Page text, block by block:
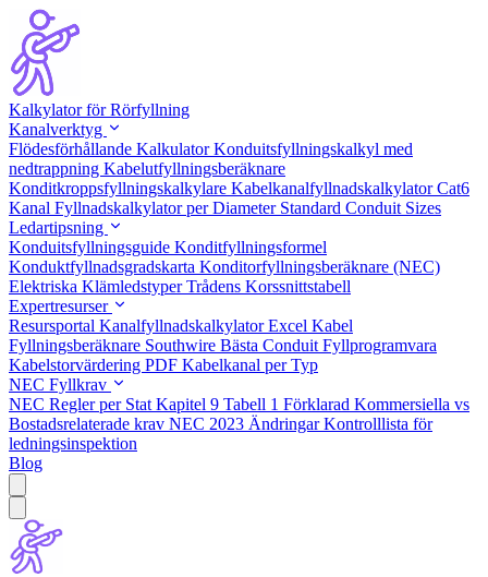
Kalkylator för Rörfyllning
Kanalverktyg
Flödesförhållande KalkulatorKonduitsfyllningskalkyl med
nedtrappning Kabelutfyllningsberäknare
Konditkroppsfyllningskalkylare Kabelkanalfyllnadskalkylator Cat6
Kanal Fyllnadskalkylator per Diameter Standard Conduit Sizes
Ledartipsning
Konduitsfyllningsguide Konditfyllningsformel
Konduktfyllnadsgradskarta Konditorfyllningsberäknare (NEC)
Elektriska KlämledstyperTrådens Korssnittstabell
Expertresurser
Resursportal Kanalfyllnadskalkylator Excel Kabel
Fyllningsberäknare Southwire Bästa Conduit Fyllprogramvara
Kabelstorvärdering PDF Kabelkanal per Typ
NEC Fyllkrav
NEC Regler per Stat Kapitel 9 Tabell 1 Förklarad Kommersiella vs
Bostadsrelaterade krav NEC 2023 ÄndringarKontrolllista för
ledningsinspektion
Blog